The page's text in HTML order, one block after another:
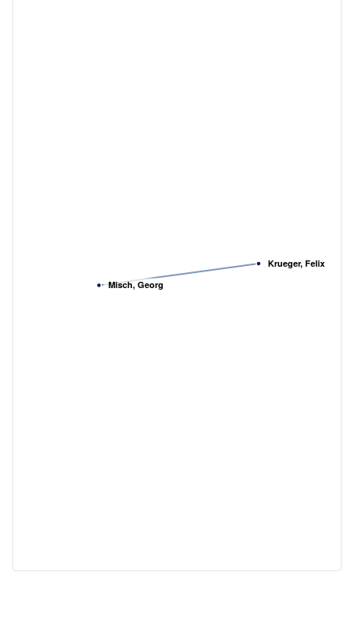
Misch, Georg
Krueger, Felix